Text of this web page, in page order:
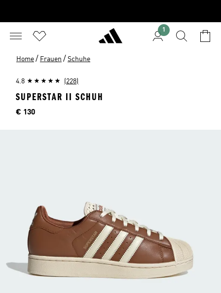
1
Home / Frauen / Schuhe
4.8 (228)
SUPERSTAR II SCHUH
Preis
€ 130